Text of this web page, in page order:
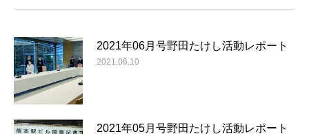
2021年06月号野田たけし活動レポート
2021.06.10
2021年05月号野田たけし活動レポート